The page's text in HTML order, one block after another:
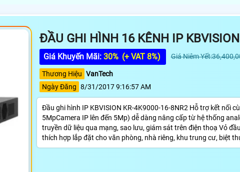
ĐẦU GHI HÌNH 16 KÊNH IP
Giá Khuyến Mãi: 30% (+ VAT 8%) Giá Niêm
Thương Hiệu VanTech
Ngày Đăng 8/31/2017 9:16:57 AM
Đầu ghi hình IP KBVISION KR-4K9000-16-8NR2 Hỗ trợ kết nối
5MpCamera IP lên đến 5Mp) dễ dàng nâng cấp từ hệ thống
truyền dữ liệu qua mạng, sao lưu, giám sát trên điện thoạ Vỏ
thích hợp lắp đặt cho văn phòng, nhà riêng, khu trung cư, biệt